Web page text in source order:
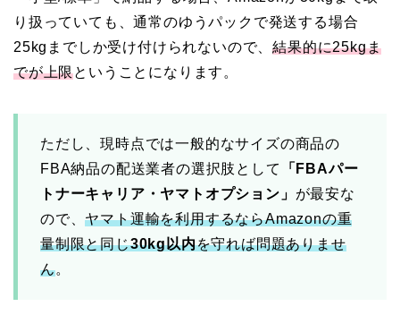
り扱っていても、通常のゆうパックで発送する場合
25kgまでしか受け付けられないので、結果的に25kgま
でが上限ということになります。
ただし、現時点では一般的なサイズの商品の
FBA納品の配送業者の選択肢として
「FBAパー
トナーキャリア・ヤマトオプション」 が最安な
ので、ヤマト運輸を利用するならAmazonの重
量制限と同じ30kg以内を守れば問題ありませ
ん。